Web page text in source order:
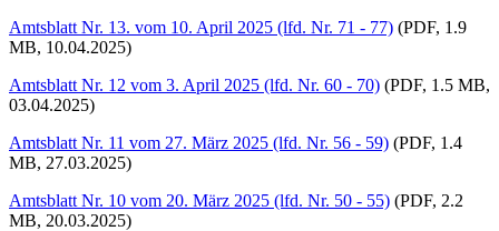
Amtsblatt Nr. 13. vom 10. April 2025 (lfd. Nr. 71 - 77) (PDF, 1.9
MB, 10.04.2025)
Amtsblatt Nr. 12 vom 3. April 2025 (lfd. Nr. 60 - 70) (PDF, 1.5 MB,
03.04.2025)
Amtsblatt Nr. 11 vom 27. März 2025 (lfd. Nr. 56 - 59) (PDF, 1.4
MB, 27.03.2025)
Amtsblatt Nr. 10 vom 20. März 2025 (lfd. Nr. 50 - 55) (PDF, 2.2
MB, 20.03.2025)